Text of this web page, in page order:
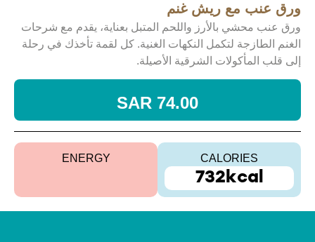
ورق عنب مع ريش غنم
ورق عنب محشي بالأرز واللحم المتبل بعناية، يقدم مع شرحات
الغنم الطازجة لتكمل النكهات الغنية. كل لقمة تأخذك في رحلة
إلى قلب المأكولات الشرقية الأصيلة.
74.00 SAR
CALORIES
732kcal
ENERGY